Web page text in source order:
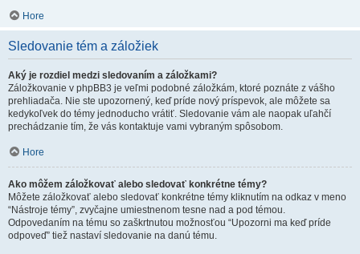
Hore
Sledovanie tém a záložiek
Aký je rozdiel medzi sledovaním a záložkami?
Záložkovanie v phpBB3 je veľmi podobné záložkám, ktoré poznáte z vášho
prehliadača. Nie ste upozornený, keď príde nový príspevok, ale môžete sa
kedykoľvek do témy jednoducho vrátiť. Sledovanie vám ale naopak uľahčí
prechádzanie tím, že vás kontaktuje vami vybraným spôsobom.
Hore
Ako môžem záložkovať alebo sledovať konkrétne témy?
Môžete záložkovať alebo sledovať konkrétne témy kliknutím na odkaz v meno
“Nástroje témy”, zvyčajne umiestnenom tesne nad a pod témou.
Odpovedaním na tému so zaškrtnutou možnosťou “Upozorni ma keď príde
odpoveď” tiež nastaví sledovanie na danú tému.